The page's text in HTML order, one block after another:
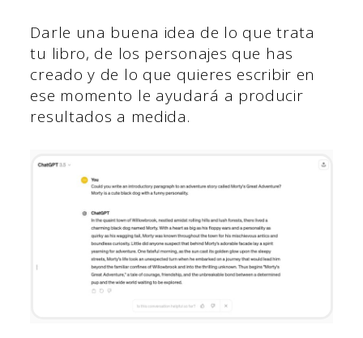
Darle una buena idea de lo que trata
tu libro, de los personajes que has
creado y de lo que quieres escribir en
ese momento le ayudará a producir
resultados a medida.